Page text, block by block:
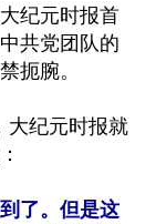
纪元时报首
共党团队的
扼腕。
大纪元时报就
了。但是这